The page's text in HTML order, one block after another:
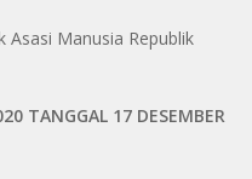
Asasi Manusia Republik
TANGGAL 17 DESEMBER